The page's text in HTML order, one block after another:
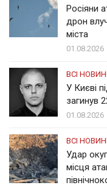
Росіяни
дрон
міста
01.08.2026
ВСІ
У Києві
загинув
01.08.2026
ВСІ
Удар
місця